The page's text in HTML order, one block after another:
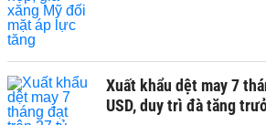
Xuất khẩu dệt may 7
USD, duy trì đà tăng